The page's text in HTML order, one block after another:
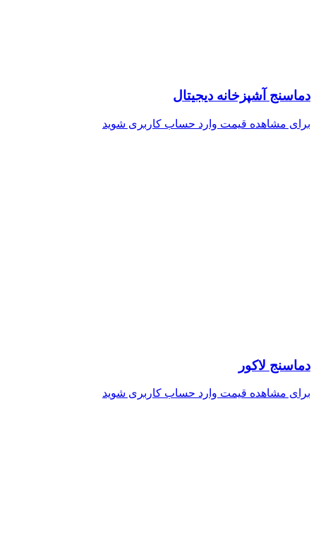
دماسنج آشپزخانه دیجیتال
برای مشاهده قیمت وارد حساب کاربری شوید
دماسنج لاکور
برای مشاهده قیمت وارد حساب کاربری شوید